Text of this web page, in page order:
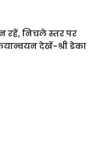
न रहें, निचले स्तर पर
देखें-श्री डेका